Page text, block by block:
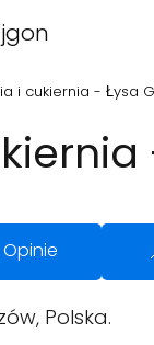
i cukiernia - Łysa
Opinie
Polska.